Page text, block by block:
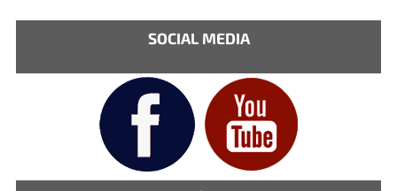
SOCIAL MEDIA